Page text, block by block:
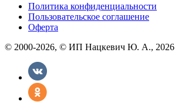
Политика конфиденциальности
Пользовательское соглашение
Оферта
© 2000-2026, © ИП Нацкевич Ю. А., 2026